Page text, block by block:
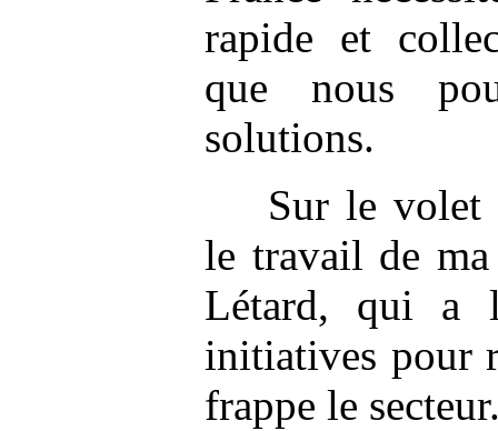
rapide et
que nous
solutions.
Sur le volet
le travail de ma
Létard, qui a
initiatives pour
frappe le